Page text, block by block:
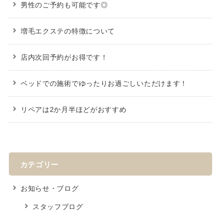
男性のご予約も可能です◎
増毛エクステの特徴について
店内次回予約がお得です！
ベッドでの施術でゆったりお過ごしいただけます！
リペアは2か月半ほどがおすすめ
カテゴリー
お知らせ・ブログ
スタッフブログ